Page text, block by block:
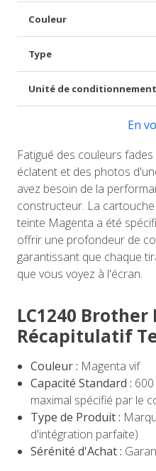
Couleur
Type
Unité de conditionnement
En
Fatigué des couleurs
éclatent et des photos
avez besoin de la
constructeur. La
teinte Magenta a été
offrir une profondeur de
garantissant que chaque
que vous voyez à l'écran.
LC1240 Brother
Récapitulatif
Couleur : Magenta vif
Capacité Standard :
maximal spécifié par le
Type de Produit :
d'intégration parfaite)
Sérénité d'Achat :